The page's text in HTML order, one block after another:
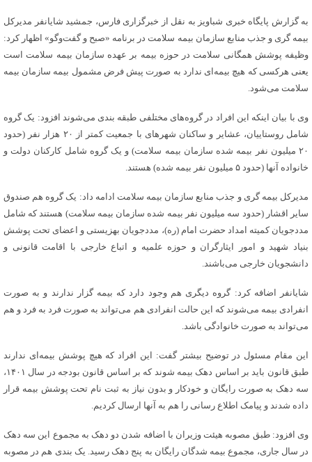
به گزارش پایگاه خبری شباویز به نقل از خبرگزاری فارس، جمشید شایانفر مدیرکل
بیمه گری و جذب منابع سازمان بیمه سلامت در برنامه «صبح و گفت‌وگو» اظهار کرد:
وظیفه پوشش همگانی سلامت در حوزه بیمه بر عهده سازمان بیمه سلامت است
یعنی هرکسی که هیچ بیمه‌ای ندارد به صورت پیش فرض مشمول بیمه سازمان بیمه
سلامت می‌شود.
وی با بیان اینکه این افراد در گروه‌های مختلفی طبقه بندی می‌شوند افزود: یک گروه
شامل روستاییان، عشایر و ساکنان شهرهای با جمعیت کمتر از ۲۰ هزار نفر (حدود
۲۰ میلیون نفر بیمه شده سازمان بیمه سلامت) و یک گروه شامل کارکنان دولت و
خانواده آنها (حدود ۵ میلیون نفر بیمه شده) هستند.
مدیرکل بیمه گری و جذب منابع سازمان بیمه سلامت ادامه داد: یک گروه هم صندوق
سایر اقشار (حدود سه میلیون نفر بیمه شده سازمان بیمه سلامت) هستند که شامل
مددجویان کمیته امداد حضرت امام (ره)، مددجویان بهزیستی و اعضای تحت پوشش
بنیاد شهید و امور ایثارگران و حوزه علمیه و اتباع خارجی با اقامت قانونی و
دانشجویان خارجی می‌باشند.
شایانفر اضافه کرد: گروه دیگری هم وجود دارد که بیمه گزار ندارند و به صورت
انفرادی بیمه می‌شوند که این حالت انفرادی هم می‌تواند به صورت فرد به فرد و هم
می‌تواند به صورت خانوادگی باشد.
این مقام مسئول در توضیح بیشتر گفت: این افراد که هیچ پوشش بیمه‌ای ندارند
طبق قانون باید بر اساس دهک بیمه شوند که بر اساس قانون بودجه در سال ۱۴۰۱،
سه دهک به صورت رایگان و خودکار و بدون نیاز به ثبت نام تحت پوشش بیمه قرار
داده شدند و پیامک اطلاع رسانی را هم به آنها ارسال کردیم.
وی افزود: طبق مصوبه هیئت وزیران با اضافه شدن دو دهک به مجموع این سه دهک
در سال جاری، مجموع بیمه شدگان رایگان به پنج دهک رسید. یک بندی هم در مصوبه